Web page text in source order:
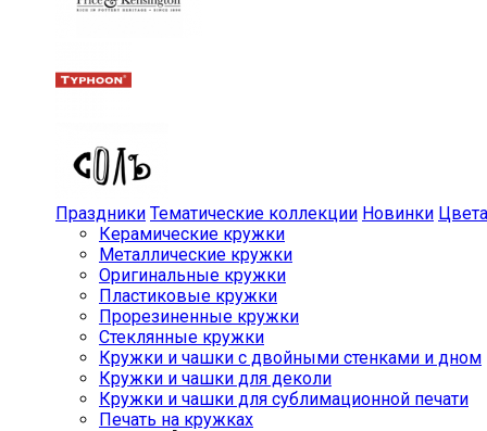
Праздники Тематические коллекции Новинки Цвета
Керамические кружки
Металлические кружки
Оригинальные кружки
Пластиковые кружки
Прорезиненные кружки
Стеклянные кружки
Кружки и чашки с двойными стенками и дном
Кружки и чашки для деколи
Кружки и чашки для сублимационной печати
Печать на кружках